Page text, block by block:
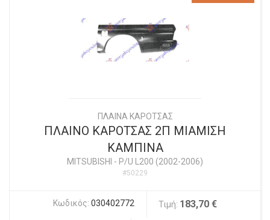
ΠΛΑΙΝΑ ΚΑΡΟΤΣΑΣ
ΠΛΑΙΝΟ ΚΑΡΟΤΣΑΣ 2Π ΜΙΑΜΙΣΗ
ΚΑΜΠΙΝΑ
MITSUBISHI - P/U L200 (2002-2006)
#50229
Κωδικός: 030402772 Τιμή: 183,70 €